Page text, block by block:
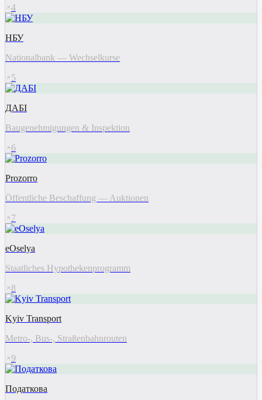
4
НБУ
Nationalbank — Wechselkurse
5
ДАБІ
Baugenehmigungen & Inspektion
6
Prozorro
Öffentliche Beschaffung — Auktionen
7
eOselya
Staatliches Hypothekenprogramm
8
Kyiv Transport
Metro-, Bus-, Straßenbahnrouten
9
Податкова